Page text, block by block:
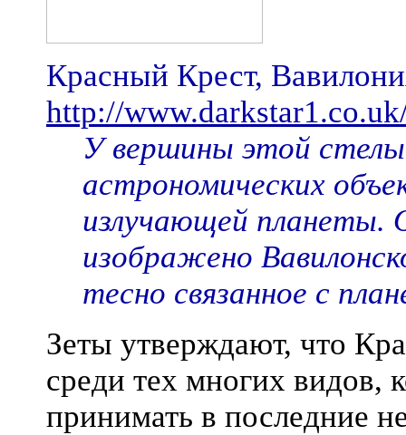
Красный Крест,
http://
У вершины этой
астрономических
излучающей планеты.
изображено
тесно связанное с
Зеты утверждают, что
среди тех многих видов,
принимать в последние